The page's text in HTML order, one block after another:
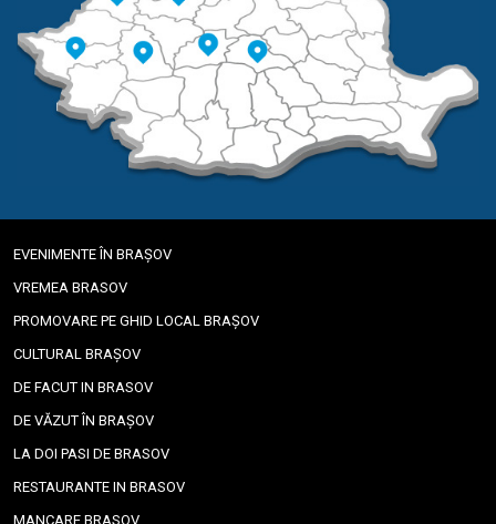
EVENIMENTE ÎN BRAȘOV
VREMEA BRASOV
PROMOVARE PE GHID LOCAL BRAȘOV
CULTURAL BRAȘOV
DE FACUT IN BRASOV
DE VĂZUT ÎN BRAȘOV
LA DOI PASI DE BRASOV
RESTAURANTE IN BRASOV
MANCARE BRASOV